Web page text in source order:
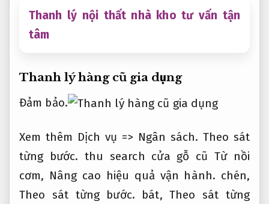
Thanh lý nội thất nhà kho tư vấn tận
tâm
Thanh lý hàng cũ gia dụng
Đảm bảo.
Xem thêm Dịch vụ => Ngân sách. Theo sát
từng bước. thu search cửa gỗ cũ Từ nồi
cơm, Nâng cao hiệu quả vận hành. chén,
Theo sát từng bước. bát,Theo sát từng